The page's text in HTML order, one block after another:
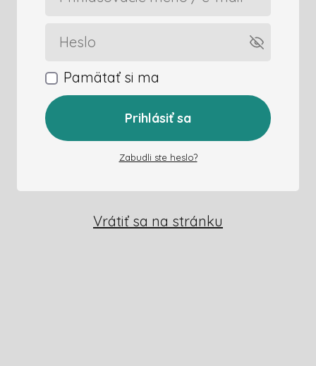
Pamätať si ma
Prihlásiť sa
Zabudli ste heslo?
Vrátiť sa na stránku